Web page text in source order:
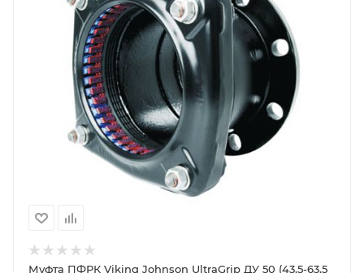
Муфта ПФРК Viking Johnson UltraGrip ДУ 50 (43,5-63,5